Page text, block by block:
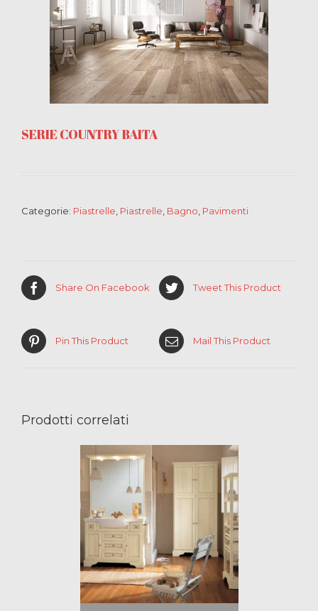
SERIE COUNTRY BAITA
Categorie: Piastrelle Piastrelle Bagno Pavimenti
Share On Facebook Tweet This Product
Pin This Product Mail This Product
Prodotti correlati